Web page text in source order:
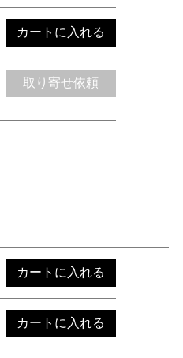
カートに入れる
取り寄せ依頼
カートに入れる
カートに入れる